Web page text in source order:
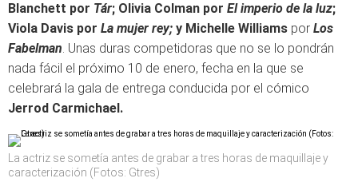
Blanchett por Tár; Olivia Colman por El imperio de la luz;
Viola Davis por La mujer rey; y Michelle Williams por Los
Fabelman. Unas duras competidoras que no se lo pondrán
nada fácil el próximo 10 de enero, fecha en la que se
celebrará la gala de entrega conducida por el cómico
Jerrod Carmichael.
La actriz se sometía antes de grabar a tres horas de maquillaje y
caracterización (Fotos: Gtres)